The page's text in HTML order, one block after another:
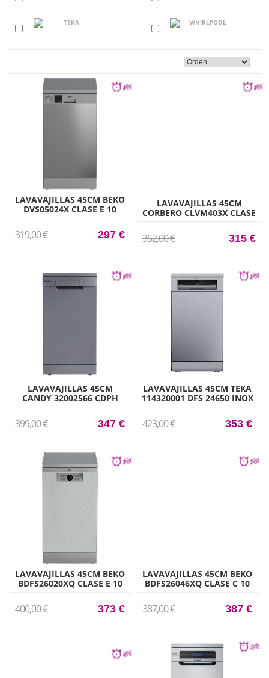
LAVAVAJILLAS 45CM BEKO
DVS05024X CLASE E 10
319,00 € 297 €
LAVAVAJILLAS 45CM
CORBERO CLVM403X CLASE
PROGRAMAS INOX
352,00 € 315 €
LAVAVAJILLAS 45CM
CANDY 32002566 CDPH
CUBIERTOS INOX
399,00 € 347 €
LAVAVAJILLAS 45CM TEKA
114320001 DFS 24650 INOX
PROGRAMAS INOX
423,00 € 353 €
LAVAVAJILLAS 45CM BEKO
BDFS26020XQ CLASE E 10
400,00 € 373 €
LAVAVAJILLAS 45CM BEKO
BDFS26046XQ CLASE C 10
387,00 € 387 €